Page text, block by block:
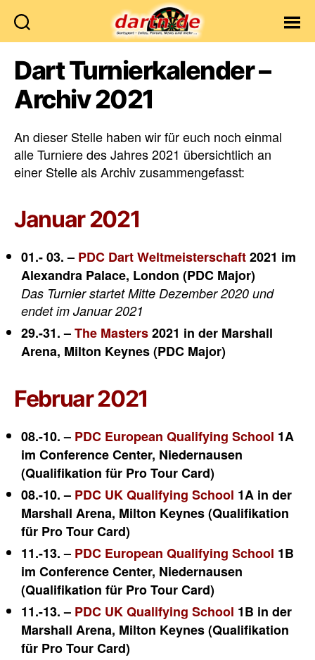
Dart Turnierkalender –
Archiv 2021
An dieser Stelle haben wir für euch noch einmal
alle Turniere des Jahres 2021 übersichtlich an
einer Stelle als Archiv zusammengefasst:
Januar 2021
01.- 03. – PDC Dart Weltmeisterschaft2021 im
Alexandra Palace, London (PDC Major)
Das Turnier startet Mitte Dezember 2020 und
endet im Januar 2021
29.-31. –The Masters2021 in der Marshall
Arena, Milton Keynes (PDC Major)
Februar 2021
08.-10. – PDC European Qualifying School 1A
im Conference Center, Niedernausen
(Qualifikation für Pro Tour Card)
08.-10. – PDC UK Qualifying School 1A in der
Marshall Arena, Milton Keynes (Qualifikation
für Pro Tour Card)
11.-13. – PDC European Qualifying School 1B
im Conference Center, Niedernausen
(Qualifikation für Pro Tour Card)
11.-13. – PDC UK Qualifying School 1B in der
Marshall Arena, Milton Keynes (Qualifikation
für Pro Tour Card)